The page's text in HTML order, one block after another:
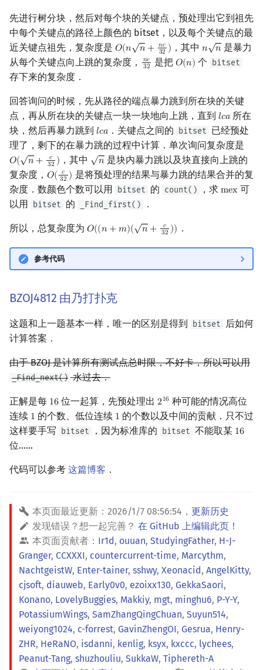
GUIDE
Sublime Text
CP Editor
Code::Blocks
LaTeX 入门
Git
锦标赛排序
Tim 排序
排序相关 STL
排序应用
优化
动态 DP
概率 DP
DP 套 DP
DP 优化
其它 DP 方法
后缀自动机 (SAM)
后缀平衡树
广义后缀自动机
后缀树
Manacher
回文树
序列自动机
Main–Lorentz 算法
中国剩余定理
升幂引理
阶乘取模
卢卡斯定理
同余方程
二次剩余
阶 & 原根
数论分块
莫比乌斯反演
杜教筛
Min_25 筛
连分数
Stern–Brocot 树与 Farey
二次域
Pell 方程
多项式与生成函数 符号化方法
Lagrange 反演
形式幂级数复合|复合逆
普通生成函数
指数生成函数
组合数学
分拆数
范德蒙德卷积
Pólya 计数
图论计数
线性代数
Jordan标准型
线性规划
抽象代数
概率论
博弈论
杨氏矩阵
拟阵
Berlekamp–Massey 算法
树哈希
树上随机游走
拆点
连通性相关
环计数问题
最小环
2-SAT
欧拉图
哈密顿图
弦图
图的着色
网络流
图的匹配
矩阵树定理
LGV 引理
最大团搜索算法
支配树
图上随机游走
随机增量法
反演变换
计算几何杂项
表达式求值
在一台机器上规划任务
主元素问题
Garsia–Wachs 算法
15-puzzle
Kahan 求和
珂朵莉树/颜色段均摊
先进行树分块，然后对每个块的关键点，预处理出它到祖先
中每个关键点的路径上颜色的 bitset，以及每个关键点的最
近关键点祖先，复杂度是 𝑂(𝑛
√
𝑛 + 𝑛𝑐
32 )
O(nn+n c32) ，其中𝑛
√
𝑛
nn
是暴力
从每个关键点向上跳的复杂度，
𝑛𝑐
32
nc 32
是把𝑂(𝑛)
O(n) 个 bitset
存下来的复杂度．
回答询问的时候，先从路径的端点暴力跳到所在块的关键
点，再从所在块的关键点一块一块地向上跳，直到 𝑙𝑐𝑎
lca 所在
块，然后再暴力跳到 𝑙𝑐𝑎
lca ．关键点之间的 bitset 已经预处
理了，剩下的在暴力跳的过程中计算．单次询问复杂度是
𝑂(
√
𝑛 + 𝑐
32 )
O(n+c 32 ，其中 √
𝑛
n
是块内暴力跳以及块直接向上跳的
复杂度， 𝑂( 𝑐
32 )
O(c32) 是将预处理的结果与暴力跳的结果合并的复
杂度．数颜色个数可以用
bitset 的 count() ，求 mex
mex可
以用
bitset 的 _Find_first() ．
所以，总复杂度为 𝑂((𝑛 +𝑚)(
√
𝑛 + 𝑐
32 ))
O((n+ m )(n+c32 ) ．
参考代码
BZOJ4812 由乃打扑克
这题和上一题基本一样，唯一的区别是得到 bitset
后如何
计算答案．
由于 BZOJ 是计算所有测试点总时限，不好卡，所以可以用
_Find_next() 水过去．
正解是每 16
16 位一起算，先预处理出 216
216 种可能的情况高位
连续 1
1 的个数、低位连续 1
1 的个数以及中间的贡献．只不过
这样要手写
bitset ，因为标准库的 bitset 不能取某 16
16
位……
代码可以参考 这篇博客 ．
本页面最近更新： 2026/1/7 08:56:54 ， 更新历史
发现错误？想一起完善？ 在 GitHub 上编辑此页！
本页面贡献者： Ir1d, ouuan, StudyingFather, H-J-
Granger, CCXXXI, countercurrent-time, Marcythm,
NachtgeistW, Enter-tainer, sshwy, Xeonacid, AngelKitty,
cjsoft, diauweb, Early0v0, ezoixx130, GekkaSaori,
Konano, LovelyBuggies, Makkiy, mgt, minghu6, P-Y-Y,
PotassiumWings, SamZhangQingChuan, Suyun514,
weiyong1024, c-forrest, GavinZhengOI, Gesrua, Henry-
ZHR, HeRaNO, isdanni, kenlig, ksyx, kxccc, lychees,
Peanut-Tang, shuzhouliu, SukkaW, Tiphereth-A